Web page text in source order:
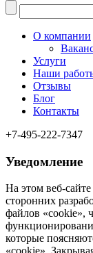
О компании
Услуги
Наши
Отзывы
Блог
Контакты
+7-495-222-7347
Уведомление
На этом
сторонних
файлов «cookie»,
которые